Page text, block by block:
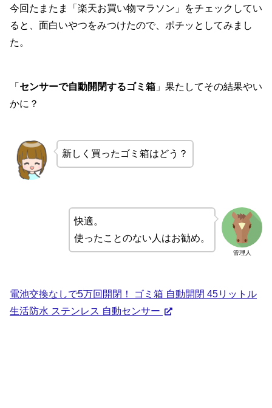
今回たまたま「楽天お買い物マラソン」をチェックしてい
ると、面白いやつをみつけたので、ポチッとしてみまし
た。
「 センサーで自動開閉するゴミ箱 」果たしてその結果やい
かに？
新しく買ったゴミ箱はどう？
管理人
快適。
使ったことのない人はお勧め。
電池交換なしで5万回開閉！ ゴミ箱 自動開閉 45リットル
生活防水 ステンレス 自動センサー